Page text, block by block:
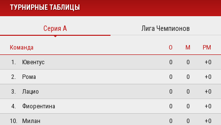
ТУРНИРНЫЕ ТАБЛИЦЫ
Серия А Лига Чемпионов
Команда О М
РМ
1.
Ювентус 0 0
+0
2.
Рома 0 0
+0
3.
Лацио 0 0
+0
4.
Фиорентина 0 0
+0
10.
Милан 0 0 +0